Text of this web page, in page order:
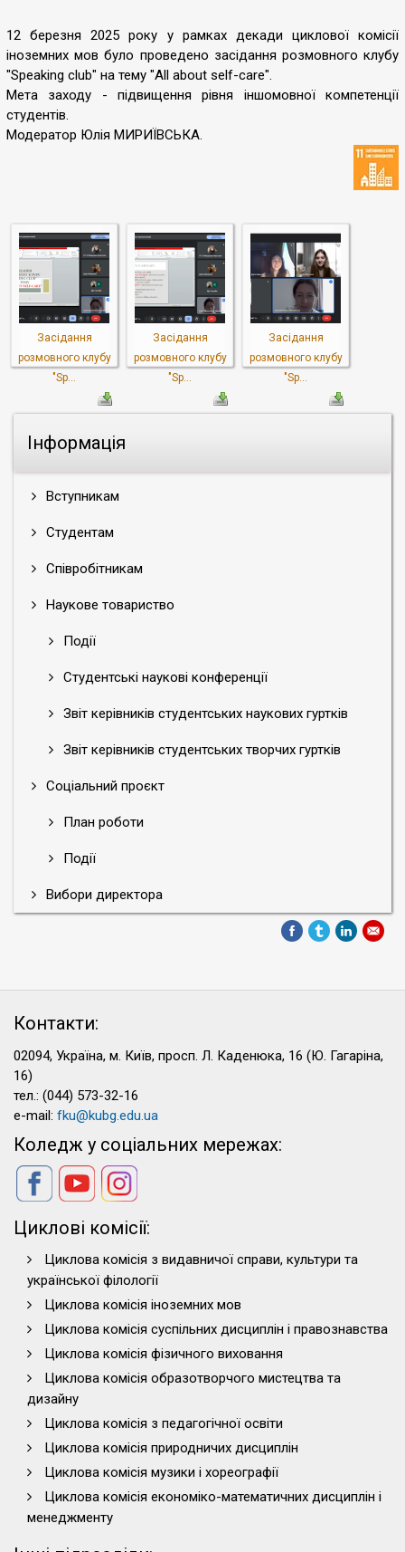
Інформація
Вступникам
Студентам
Співробітникам
Наукове товариство
Події
Студентські наукові конференції
Звіт керівників студентських наукових гуртків
Звіт керівників студентських творчих гуртків
Соціальний проєкт
План роботи
Події
Вибори директора
12 березня 2025 року у рамках декади циклової комісії
іноземних мов було проведено засідання розмовного клубу
"Speaking club" на тему "All about self-care".
Мета заходу - підвищення рівня іншомовної компетенції
студентів.
Модератор Юлія МИРИЇВСЬКА.
Засідання
розмовного клубу
"Sp...
Засідання
розмовного клубу
"Sp...
Засідання
розмовного клубу
"Sp...
Контакти:
02094, Україна, м. Київ, просп. Л. Каденюка, 16 (Ю. Гагаріна,
16)
тел.: (044) 573-32-16
e-mail: fku@kubg.edu.ua
Коледж у соціальних мережах:
Циклові комісії:
Циклова комісія з видавничої справи, культури та
української філології
Циклова комісія іноземних мов
Циклова комісія суспільних дисциплін і правознавства
Циклова комісія фізичного виховання
Циклова комісія образотворчого мистецтва та
дизайну
Циклова комісія з педагогічної освіти
Циклова комісія природничих дисциплін
Циклова комісія музики і хореографії
Циклова комісія економіко-математичних дисциплін і
менеджменту